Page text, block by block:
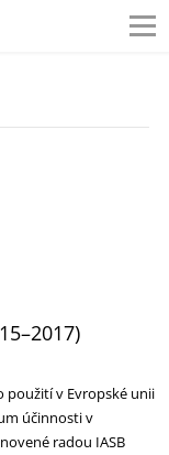
použití v Evropské unii
účinnosti v
radou IASB